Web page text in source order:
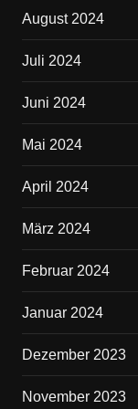
August 2024
Juli 2024
Juni 2024
Mai 2024
April 2024
März 2024
Februar 2024
Januar 2024
Dezember 2023
November 2023